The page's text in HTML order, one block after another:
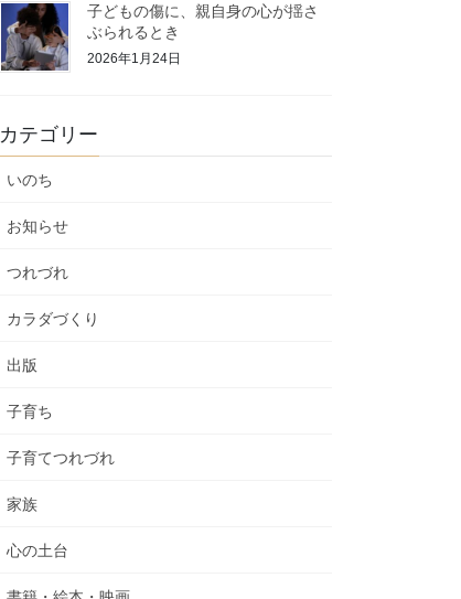
子どもの傷に、親自身の心が揺さ
ぶられるとき
2026年1月24日
カテゴリー
いのち
お知らせ
つれづれ
カラダづくり
出版
子育ち
子育てつれづれ
家族
心の土台